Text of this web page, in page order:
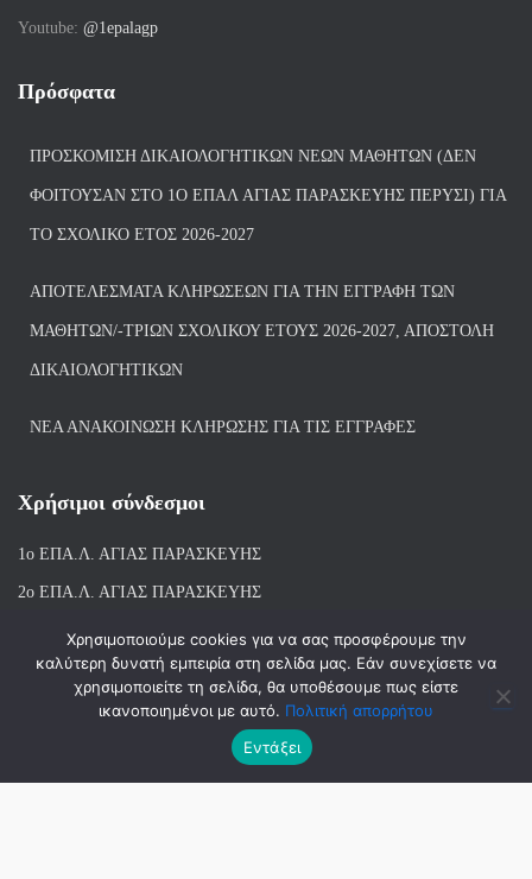
Youtube: @1epalagp
Πρόσφατα
ΠΡΟΣΚΌΜΙΣΗ ΔΙΚΑΙΟΛΟΓΗΤΙΚΏΝ ΝΈΩΝ ΜΑΘΗΤΏΝ (ΔΕΝ
ΦΟΙΤΟΎΣΑΝ ΣΤΟ 1Ο ΕΠΑΛ ΑΓΙΑΣ ΠΑΡΑΣΚΕΥΗΣ ΠΈΡΥΣΙ) ΓΙΑ
ΤΟ ΣΧΟΛΙΚΌ ΈΤΟΣ 2026-2027
ΑΠΟΤΕΛΈΣΜΑΤΑ ΚΛΗΡΏΣΕΩΝ ΓΙΑ ΤΗΝ ΕΓΓΡΑΦΉ ΤΩΝ
ΜΑΘΗΤΏΝ/-ΤΡΙΏΝ ΣΧΟΛΙΚΟΎ ΈΤΟΥΣ 2026-2027, ΑΠΟΣΤΟΛΉ
ΔΙΚΑΙΟΛΟΓΗΤΙΚΏΝ
ΝΕΑ ΑΝΑΚΟΙΝΩΣΗ ΚΛΗΡΩΣΗΣ ΓΙΑ ΤΙΣ ΕΓΓΡΑΦΕΣ
Χρήσιμοι σύνδεσμοι
1ο ΕΠΑ.Λ. ΑΓΙΑΣ ΠΑΡΑΣΚΕΥΗΣ
2ο ΕΠΑ.Λ. ΑΓΙΑΣ ΠΑΡΑΣΚΕΥΗΣ
1ο Ε.Κ. ΑΓΙΑΣ ΠΑΡΑΣΚΕΥΗΣ
ΒΙΒΛΙΟΘΗΚΗ 1ου & 2ου ΕΠΑΛ ΑΓΙΑΣ ΠΑΡΑΣΚΕΥΗΣ
Hestia | Αναπτύχθηκε απόThemeIsle
Χρησιμοποιούμε cookies για να σας προσφέρουμε την
καλύτερη δυνατή εμπειρία στη σελίδα μας. Εάν συνεχίσετε να
χρησιμοποιείτε τη σελίδα, θα υποθέσουμε πως είστε
ικανοποιημένοι με αυτό. Πολιτική απορρήτου
Εντάξει